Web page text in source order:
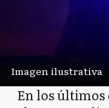
Imagen ilustrativa
En los